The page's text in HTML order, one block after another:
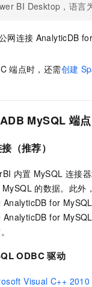
BI Desktop，语言
网连接 AnalyticDB
端点时，还需创建
ADB MySQL 端点
（推荐）
内置 MySQL 连接
的数据。此外
AnalyticDB for MySQL
AnalyticDB for MySQL
ODBC 驱动
Visual C++ 2010